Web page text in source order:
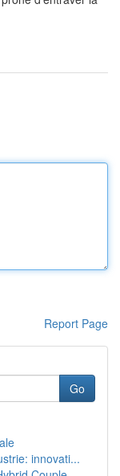
Report Page
Go
innovati...